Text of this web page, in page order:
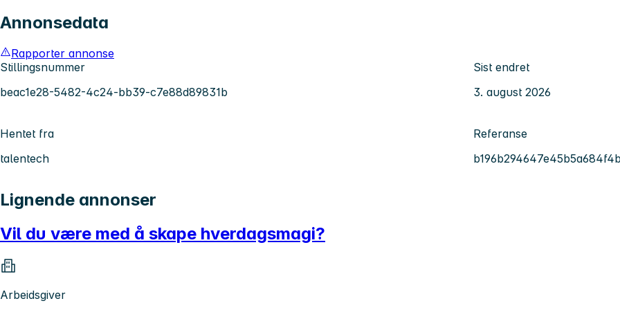
Annonsedata
Rapporter annonse
Stillingsnummer
beac1e28-5482-4c24-bb39-c7e88d89831b
Sist endret
3. august 2026
Hentet fra
talentech
Referanse
Lignende annonser
Vil du være med å skape hverdagsmagi?
Arbeidsgiver